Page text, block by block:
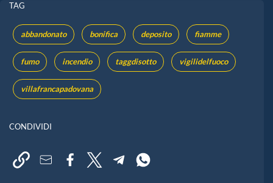
TAG
abbandonato bonifica deposito fiamme
fumo incendio taggdisotto vigilidelfuoco
villafrancapadovana
CONDIVIDI